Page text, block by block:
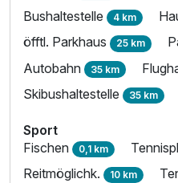
Bushaltestelle 4 km
öfftl. Parkhaus 25 km
Autobahn 35 km
Skibushaltestelle 35 km
Sport
Fischen 0,1 km
Reitmöglichk. 10 km